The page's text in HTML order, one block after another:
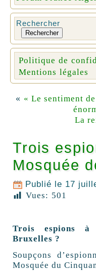
Rechercher
Rechercher
Politique de
Mentions légales
« « Le sentiment
La
Trois
Mosquée
Publié le 17
Vues: 501
Trois espions à
Bruxelles ?
Soupçons
Mosquée du